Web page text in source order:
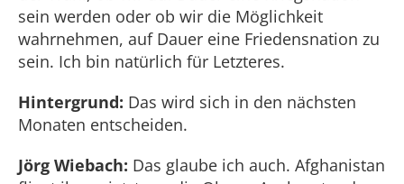
sein werden oder ob wir die Möglichkeit
wahrnehmen, auf Dauer eine Friedensnation zu
sein. Ich bin natürlich für Letzteres.
Hintergrund: Das wird sich in den nächsten
Monaten entscheiden.
Jörg Wiebach: Das glaube ich auch. Afghanistan